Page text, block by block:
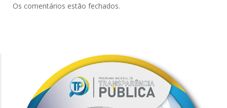
Os comentários estão fechados.